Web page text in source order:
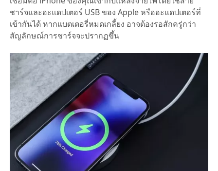
ชาร์จและอะแดปเตอร์ USB ของ Apple หรืออะแดปเตอร์ที่
เข้ากันได้ หากแบตเตอรี่หมดเกลี้ยง อาจต้องรอสักครู่กว่า
สัญลักษณ์การชาร์จจะปรากฏขึ้น